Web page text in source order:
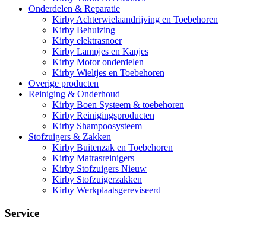
Onderdelen & Reparatie
Kirby Achterwielaandrijving en Toebehoren
Kirby Behuizing
Kirby elektrasnoer
Kirby Lampjes en Kapjes
Kirby Motor onderdelen
Kirby Wieltjes en Toebehoren
Overige producten
Reiniging & Onderhoud
Kirby Boen Systeem & toebehoren
Kirby Reinigingsproducten
Kirby Shampoosysteem
Stofzuigers & Zakken
Kirby Buitenzak en Toebehoren
Kirby Matrasreinigers
Kirby Stofzuigers Nieuw
Kirby Stofzuigerzakken
Kirby Werkplaatsgereviseerd
Service